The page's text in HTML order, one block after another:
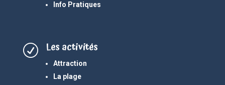
Info Pratiques
R Les activités
Attraction
La plage